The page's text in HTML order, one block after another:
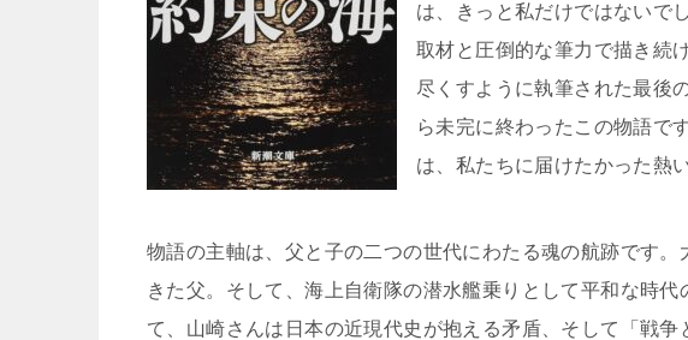
は、きっと私だけではないで
取材と圧倒的な筆力で描き続
尽くすように執筆された最後
ら未完に終わったこの物語で
は、私たちに届けたかった熱
物語の主軸は、父と子の二つの世代にわたる魂の航跡です
きた父。そして、海上自衛隊の潜水艦乗りとして平和な時
て、山崎さんは日本の近現代史が抱える矛盾、そして「戦